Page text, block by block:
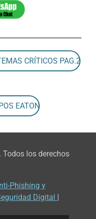
CRÍTICOS PAG.2
EATON
los derechos
Phishing y
Digital |